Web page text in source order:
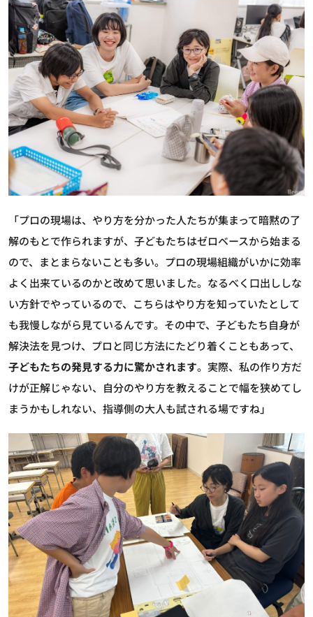
「プロの現場は、やり方を分かった人たちが集まって暗黙の了
解のもとで作られますが、子どもたちはゼロベースから始まる
ので、まとまらないことも多い。プロの現場組織がいかに効率
よく出来ているのかと改めて思いました。なるべく口出ししな
い方針でやっているので、こちらはやり方を知っていたとして
も我慢しながら見ているんです。その中で、子どもたち自身が
解決法を見つけ、プロと同じ方法にたどり着くこともあって、
子どもたちの発見する力に驚かされます。実際、私の作り方だ
けが正解じゃない、自分のやり方を教えることで幅を狭めてし
まうかもしれない、指導側の大人も試される場ですね」